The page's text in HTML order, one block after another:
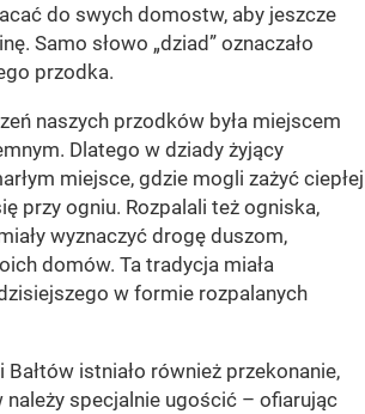
do swych domostw, aby jeszcze
Samo słowo „dziad” oznaczało
przodka.
naszych przodków była miejscem
Dlatego w dziady żyjący
miejsce, gdzie mogli zażyć ciepłej
przy ogniu. Rozpalali też ogniska,
wyznaczyć drogę duszom,
domów. Ta tradycja miała
w formie rozpalanych
Bałtów istniało również przekonanie,
należy specjalnie ugościć – ofiarując